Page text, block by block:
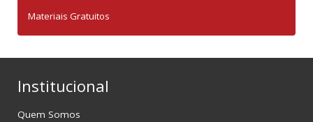
Materiais Gratuitos
Institucional
Quem Somos